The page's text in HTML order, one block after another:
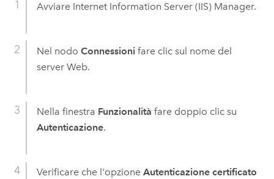
Avviare Internet Information Server (IIS)Manager.
Nel nodo Connessionifare clic sul nome del
server Web.
Nella finestra Funzionalità fare doppio clic su
Autenticazione.
Verificare che l'opzione Autenticazione certificato